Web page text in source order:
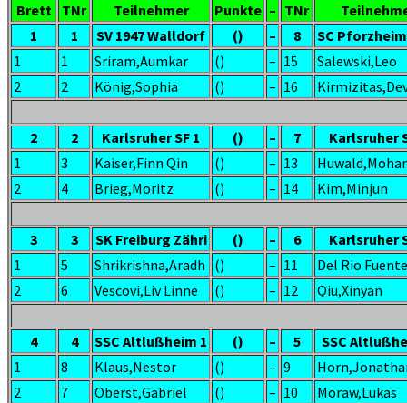
Brett
TNr Teilnehmer Punkte – TNr
1
1 SV 1947 Walldorf () – 8
SC
1
1 Sriram,Aumkar () – 15
Salewski,Leo
2
2 König,Sophia () – 16
2 2 Karlsruher SF 1 () – 7
Karlsruher
1
3 Kaiser,Finn Qin () – 13
2
4 Brieg,Moritz () – 14 Kim,Minjun
3 3 SK Freiburg Zähri () – 6
Karlsruher
1
5 Shrikrishna,Aradh () – 11
Del Rio
2
6 Vescovi,Liv Linne () – 12 Qiu,Xinyan
4 4 SSC Altlußheim 1 () – 5
SSC
1
8 Klaus,Nestor () – 9
2
7 Oberst,Gabriel () – 10 Moraw,Lukas